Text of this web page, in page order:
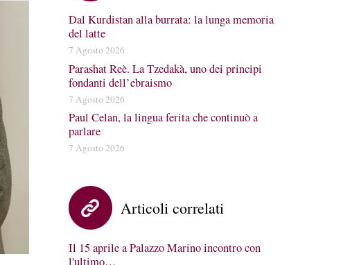
Dal Kurdistan alla burrata: la lunga memoria
del latte
7 Agosto 2026
Parashat Reè. La Tzedakà, uno dei principi
fondanti dell’ebraismo
7 Agosto 2026
Paul Celan, la lingua ferita che continuò a
parlare
7 Agosto 2026
Articoli correlati
Il 15 aprile a Palazzo Marino incontro con
l'ultimo…